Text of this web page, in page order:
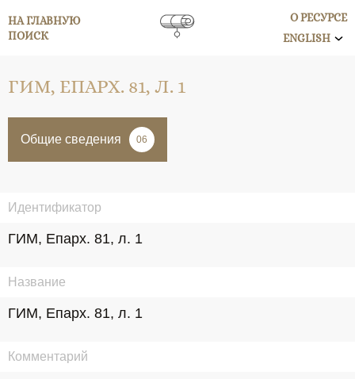
НА ГЛАВНУЮ
ПОИСК
О РЕСУРСЕ
ENGLISH
ГИМ, ЕПАРХ. 81, Л. 1
Общие сведения 06
Идентификатор
ГИМ, Епарх. 81, л. 1
Название
ГИМ, Епарх. 81, л. 1
Комментарий